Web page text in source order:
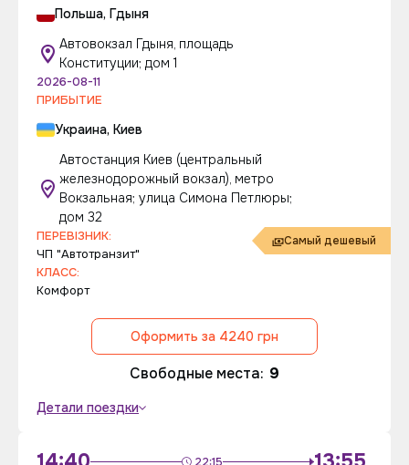
Польша, Гдыня
Автовокзал Гдыня, площадь
Конституции; дом 1
2026-08-11
ПРИБЫТИЕ
Украина, Киев
Автостанция Киев (центральный
железнодорожный вокзал), метро
Вокзальная; улица Симона Петлюры;
дом 32
Самый дешевый
ПЕРЕВІЗНИК:
ЧП "Автотранзит"
КЛАСС:
Комфорт
Оформить за 4240 грн
Свободные места: 9
Детали поездки
22:15